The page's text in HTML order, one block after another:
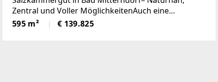
Zentral und Voller MöglichkeitenAuch eine
touristische Vermietung ist nach Absprache mit der
Gemeinde möglich.Die Loipe und Therme
595 m² € 139.825